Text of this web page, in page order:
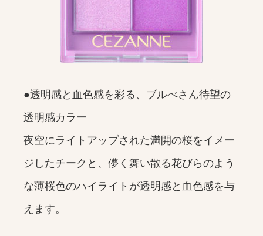
●透明感と血色感を彩る、ブルべさん待望の
透明感カラー
夜空にライトアップされた満開の桜をイメー
ジしたチークと、儚く舞い散る花びらのよう
な薄桜色のハイライトが透明感と血色感を与
えます。